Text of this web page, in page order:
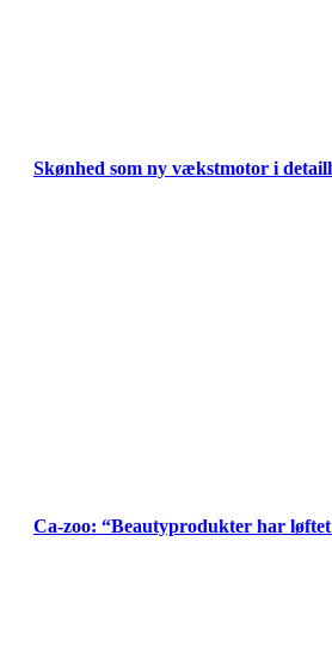
Skønhed som ny vækstmotor i
Ca-zoo: “Beautyprodukter har